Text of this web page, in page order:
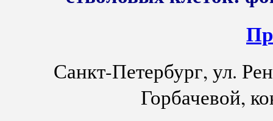
Санкт-Петербург, ул.
Горбачевой,